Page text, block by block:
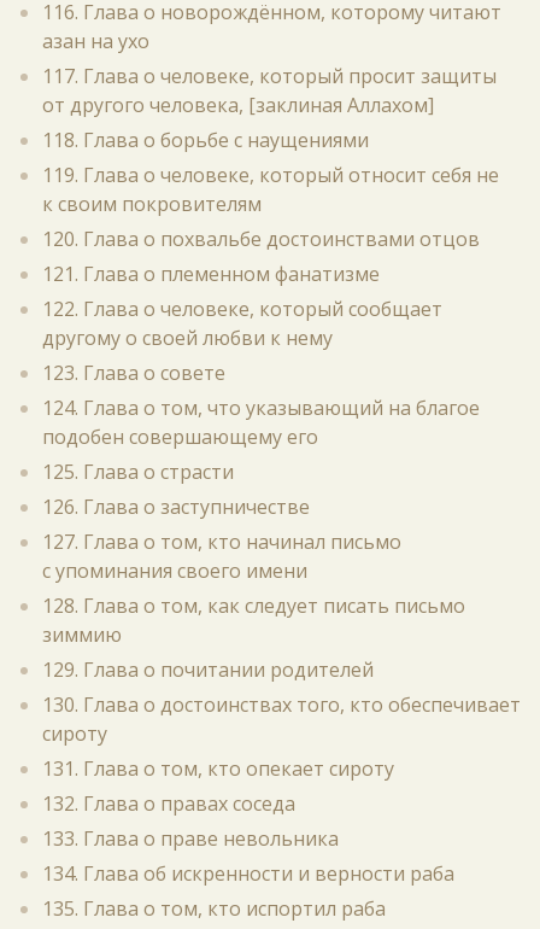
116. Глава о новорождённом, которому читают
азан на ухо
117. Глава о человеке, который просит защиты
от другого человека, [заклиная Аллахом]
118. Глава о борьбе с наущениями
119. Глава о человеке, который относит себя не
к своим покровителям
120. Глава о похвальбе достоинствами отцов
121. Глава о племенном фанатизме
122. Глава о человеке, который сообщает
другому о своей любви к нему
123. Глава о совете
124. Глава о том, что указывающий на благое
подобен совершающему его
125. Глава о страсти
126. Глава о заступничестве
127. Глава о том, кто начинал письмо
с упоминания своего имени
128. Глава о том, как следует писать письмо
зиммию
129. Глава о почитании родителей
130. Глава о достоинствах того, кто обеспечивает
сироту
131. Глава о том, кто опекает сироту
132. Глава о правах соседа
133. Глава о праве невольника
134. Глава об искренности и верности раба
135. Глава о том, кто испортил раба